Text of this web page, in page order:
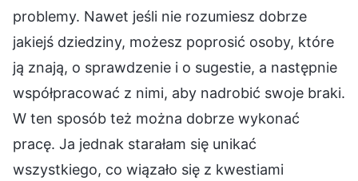
problemy. Nawet jeśli nie rozumiesz dobrze
jakiejś dziedziny, możesz poprosić osoby, które
ją znają, o sprawdzenie i o sugestie, a następnie
współpracować z nimi, aby nadrobić swoje braki.
W ten sposób też można dobrze wykonać
pracę. Ja jednak starałam się unikać
wszystkiego, co wiązało się z kwestiami